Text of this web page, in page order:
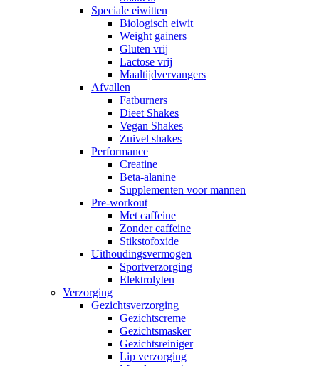
Speciale eiwitten
Biologisch eiwit
Weight gainers
Gluten vrij
Lactose vrij
Maaltijdvervangers
Afvallen
Fatburners
Dieet Shakes
Vegan Shakes
Zuivel shakes
Performance
Creatine
Beta-alanine
Supplementen voor mannen
Pre-workout
Met caffeine
Zonder caffeine
Stikstofoxide
Uithoudingsvermogen
Sportverzorging
Elektrolyten
Verzorging
Gezichtsverzorging
Gezichtscreme
Gezichtsmasker
Gezichtsreiniger
Lip verzorging